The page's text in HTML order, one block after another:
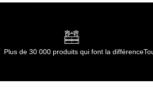
dont Acides gras saturés
Plus de 30 000 produits qui font la différence